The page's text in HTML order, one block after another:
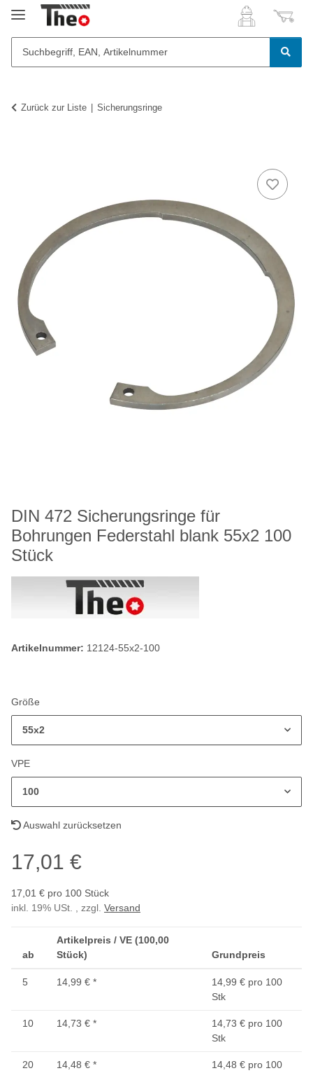
Zurück zur Liste Sicherungsringe
DIN 472 Sicherungsringe für
Bohrungen Federstahl blank 55x2 100
Stück
Artikelnummer: 12124-55x2-100
Größe
55x2
VPE
100
Auswahl zurücksetzen
17,01 €
17,01 € pro 100 Stück
inkl. 19% USt. , zzgl. Versand
ab
Artikelpreis / VE (100,00
Stück)
Grundpreis
5 14,99 € *
14,99 € pro 100
Stk
10 14,73 € *
14,73 € pro 100
Stk
20 14,48 € *
14,48 € pro 100